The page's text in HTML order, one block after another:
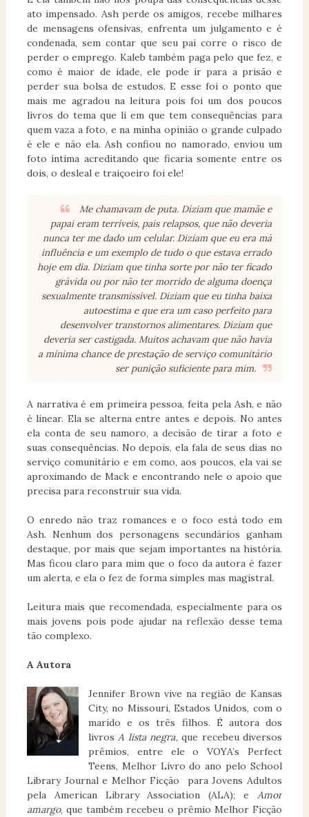
ato impensado. Ash perde os amigos, recebe milhares
de mensagens ofensivas, enfrenta um julgamento e é
condenada, sem contar que seu pai corre o risco de
perder o emprego. Kaleb também paga pelo que fez, e
como é maior de idade, ele pode ir para a prisão e
perder sua bolsa de estudos. E esse foi o ponto que
mais me agradou na leitura pois foi um dos poucos
livros do tema que li em que tem consequências para
quem vaza a foto, e na minha opinião o grande culpado
é ele e não ela. Ash confiou no namorado, enviou um
foto íntima acreditando que ficaria somente entre os
dois, o desleal e traiçoeiro foi ele!
Me chamavam de puta. Diziam que mamãe e
papai eram terríveis, pais relapsos, que não deveria
nunca ter me dado um celular. Diziam que eu era má
influência e um exemplo de tudo o que estava errado
hoje em dia. Diziam que tinha sorte por não ter ficado
grávida ou por não ter morrido de alguma doença
sexualmente transmissível. Diziam que eu tinha baixa
autoestima e que era um caso perfeito para
desenvolver transtornos alimentares. Diziam que
deveria ser castigada. Muitos achavam que não havia
a mínima chance de prestação de serviço comunitário
ser punição suficiente para mim.
A narrativa é em primeira pessoa, feita pela Ash, e não
é linear. Ela se alterna entre antes e depois. No antes
ela conta de seu namoro, a decisão de tirar a foto e
suas consequências. No depois, ela fala de seus dias no
serviço comunitário e em como, aos poucos, ela vai se
aproximando de Mack e encontrando nele o apoio que
precisa para reconstruir sua vida.
O enredo não traz romances e o foco está todo em
Ash. Nenhum dos personagens secundários ganham
destaque, por mais que sejam importantes na história.
Mas ficou claro para mim que o foco da autora é fazer
um alerta, e ela o fez de forma simples mas magistral.
Leitura mais que recomendada, especialmente para os
mais jovens pois pode ajudar na reflexão desse tema
tão complexo.
A Autora
Jennifer Brown vive na região de Kansas
City, no Missouri, Estados Unidos, com o
marido e os três filhos. É autora dos
livrosA lista negra, que recebeu diversos
prêmios, entre ele o VOYA’s Perfect
Teens, Melhor Livro do ano pelo School
Library Journal e Melhor Ficção para Jovens Adultos
pela American Library Association (ALA); eAmor
amargo, que também recebeu o prêmio Melhor Ficção